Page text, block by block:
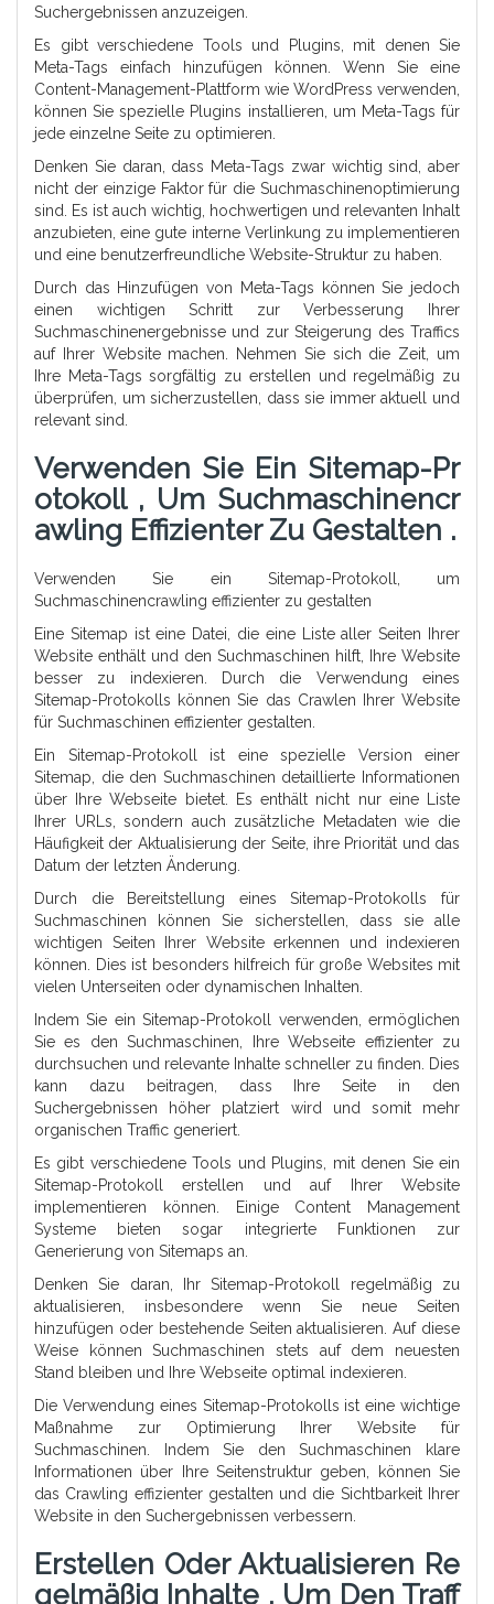
Suchergebnissen anzuzeigen.
Es gibt verschiedene Tools und Plugins, mit denen Sie
Meta-Tags einfach hinzufügen können. Wenn Sie eine
Content-Management-Plattform wie WordPress verwenden,
können Sie spezielle Plugins installieren, um Meta-Tags für
jede einzelne Seite zu optimieren.
Denken Sie daran, dass Meta-Tags zwar wichtig sind, aber
nicht der einzige Faktor für die Suchmaschinenoptimierung
sind. Es ist auch wichtig, hochwertigen und relevanten Inhalt
anzubieten, eine gute interne Verlinkung zu implementieren
und eine benutzerfreundliche Website-Struktur zu haben.
Durch das Hinzufügen von Meta-Tags können Sie jedoch
einen wichtigen Schritt zur Verbesserung Ihrer
Suchmaschinenergebnisse und zur Steigerung des Traffics
auf Ihrer Website machen. Nehmen Sie sich die Zeit, um
Ihre Meta-Tags sorgfältig zu erstellen und regelmäßig zu
überprüfen, um sicherzustellen, dass sie immer aktuell und
relevant sind.
Verwenden Sie Ein Sitemap-Pr
Otokoll , Um Suchmaschinencr
Awling Effizienter Zu Gestalten .
Verwenden Sie ein Sitemap-Protokoll, um
Suchmaschinencrawling effizienter zu gestalten
Eine Sitemap ist eine Datei, die eine Liste aller Seiten Ihrer
Website enthält und den Suchmaschinen hilft, Ihre Website
besser zu indexieren. Durch die Verwendung eines
Sitemap-Protokolls können Sie das Crawlen Ihrer Website
für Suchmaschinen effizienter gestalten.
Ein Sitemap-Protokoll ist eine spezielle Version einer
Sitemap, die den Suchmaschinen detaillierte Informationen
über Ihre Webseite bietet. Es enthält nicht nur eine Liste
Ihrer URLs, sondern auch zusätzliche Metadaten wie die
Häufigkeit der Aktualisierung der Seite, ihre Priorität und das
Datum der letzten Änderung.
Durch die Bereitstellung eines Sitemap-Protokolls für
Suchmaschinen können Sie sicherstellen, dass sie alle
wichtigen Seiten Ihrer Website erkennen und indexieren
können. Dies ist besonders hilfreich für große Websites mit
vielen Unterseiten oder dynamischen Inhalten.
Indem Sie ein Sitemap-Protokoll verwenden, ermöglichen
Sie es den Suchmaschinen, Ihre Webseite effizienter zu
durchsuchen und relevante Inhalte schneller zu finden. Dies
kann dazu beitragen, dass Ihre Seite in den
Suchergebnissen höher platziert wird und somit mehr
organischen Traffic generiert.
Es gibt verschiedene Tools und Plugins, mit denen Sie ein
Sitemap-Protokoll erstellen und auf Ihrer Website
implementieren können. Einige Content Management
Systeme bieten sogar integrierte Funktionen zur
Generierung von Sitemaps an.
Denken Sie daran, Ihr Sitemap-Protokoll regelmäßig zu
aktualisieren, insbesondere wenn Sie neue Seiten
hinzufügen oder bestehende Seiten aktualisieren. Auf diese
Weise können Suchmaschinen stets auf dem neuesten
Stand bleiben und Ihre Webseite optimal indexieren.
Die Verwendung eines Sitemap-Protokolls ist eine wichtige
Maßnahme zur Optimierung Ihrer Website für
Suchmaschinen. Indem Sie den Suchmaschinen klare
Informationen über Ihre Seitenstruktur geben, können Sie
das Crawling effizienter gestalten und die Sichtbarkeit Ihrer
Website in den Suchergebnissen verbessern.
Erstellen Oder Aktualisieren Re
Gelmäßig Inhalte , Um Den Traff